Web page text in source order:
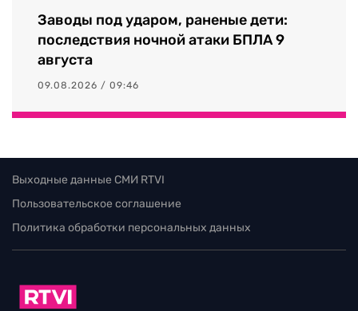
Заводы под ударом, раненые дети:
последствия ночной атаки БПЛА 9
августа
09.08.2026 / 09:46
Выходные данные СМИ RTVI
Пользовательское соглашение
Политика обработки персональных данных